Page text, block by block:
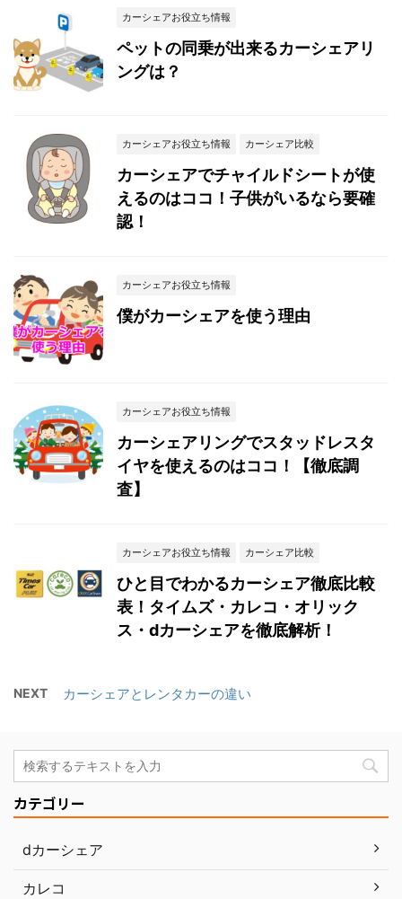
カーシェアお役立ち情報
ペットの同乗が出来るカーシェアリ
ングは？
カーシェアお役立ち情報 カーシェア比較
カーシェアでチャイルドシートが使
えるのはココ！子供がいるなら要確
認！
カーシェアお役立ち情報
僕がカーシェアを使う理由
カーシェアお役立ち情報
カーシェアリングでスタッドレスタ
イヤを使えるのはココ！【徹底調
査】
カーシェアお役立ち情報 カーシェア比較
ひと目でわかるカーシェア徹底比較
表！タイムズ・カレコ・オリック
ス・dカーシェアを徹底解析！
NEXT カーシェアとレンタカーの違い
カテゴリー
dカーシェア
カレコ